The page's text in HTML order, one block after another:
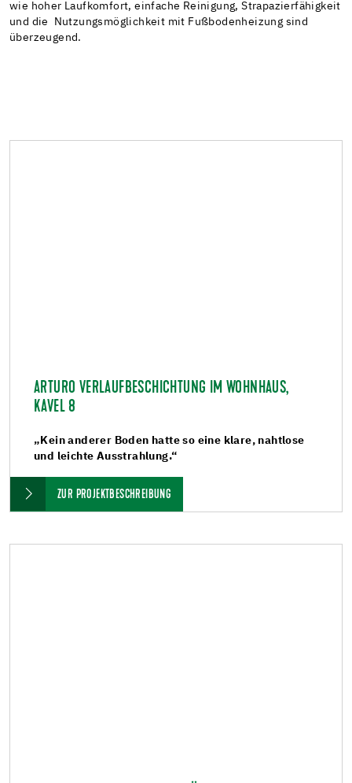
wie hoher Laufkomfort, einfache Reinigung, Strapazierfähigkeit
und die Nutzungsmöglichkeit mit Fußbodenheizung sind
überzeugend.
ARTURO VERLAUFBESCHICHTUNG IM WOHNHAUS,
KAVEL 8
„Kein anderer Boden hatte so eine klare, nahtlose
und leichte Ausstrahlung.“
ZUR PROJEKTBESCHREIBUNG